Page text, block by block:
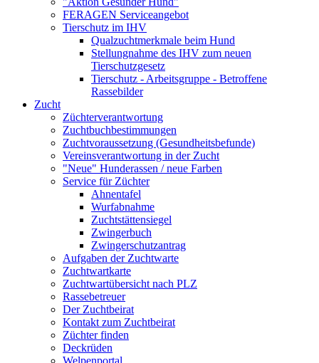
FERAGEN Serviceangebot
Tierschutz im IHV
Qualzuchtmerkmale beim Hund
Stellungnahme des IHV zum neuen
Tierschutzgesetz
Tierschutz - Arbeitsgruppe - Betroffene
Rassebilder
Zucht
Züchterverantwortung
Zuchtbuchbestimmungen
Zuchtvoraussetzung (Gesundheitsbefunde)
Vereinsverantwortung in der Zucht
"Neue" Hunderassen / neue Farben
Service für Züchter
Ahnentafel
Wurfabnahme
Zuchtstättensiegel
Zwingerbuch
Zwingerschutzantrag
Aufgaben der Zuchtwarte
Zuchtwartkarte
Zuchtwartübersicht nach PLZ
Rassebetreuer
Der Zuchtbeirat
Kontakt zum Zuchtbeirat
Züchter finden
Deckrüden
Welpenportal